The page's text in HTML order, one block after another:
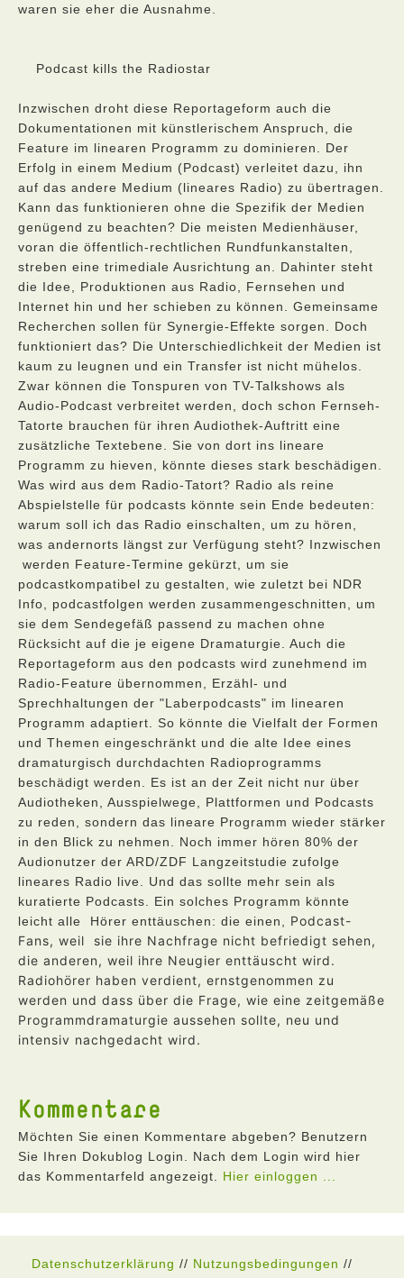
waren sie eher die Ausnahme.
Podcast kills the Radiostar
Inzwischen droht diese Reportageform auch die
Dokumentationen mit künstlerischem Anspruch, die
Feature im linearen Programm zu dominieren. Der
Erfolg in einem Medium (Podcast) verleitet dazu, ihn
auf das andere Medium (lineares Radio) zu übertragen.
Kann das funktionieren ohne die Spezifik der Medien
genügend zu beachten? Die meisten Medienhäuser,
voran die öffentlich-rechtlichen Rundfunkanstalten,
streben eine trimediale Ausrichtung an. Dahinter steht
die Idee, Produktionen aus Radio, Fernsehen und
Internet hin und her schieben zu können. Gemeinsame
Recherchen sollen für Synergie-Effekte sorgen. Doch
funktioniert das? Die Unterschiedlichkeit der Medien ist
kaum zu leugnen und ein Transfer ist nicht mühelos.
Zwar können die Tonspuren von TV-Talkshows als
Audio-Podcast verbreitet werden, doch schon Fernseh-
Tatorte brauchen für ihren Audiothek-Auftritt eine
zusätzliche Textebene. Sie von dort ins lineare
Programm zu hieven, könnte dieses stark beschädigen.
Was wird aus dem Radio-Tatort? Radio als reine
Abspielstelle für podcasts könnte sein Ende bedeuten:
warum soll ich das Radio einschalten, um zu hören,
was andernorts längst zur Verfügung steht? Inzwischen
werden Feature-Termine gekürzt, um sie
podcastkompatibel zu gestalten, wie zuletzt bei NDR
Info, podcastfolgen werden zusammengeschnitten, um
sie dem Sendegefäß passend zu machen ohne
Rücksicht auf die je eigene Dramaturgie. Auch die
Reportageform aus den podcasts wird zunehmend im
Radio-Feature übernommen, Erzähl- und
Sprechhaltungen der "Laberpodcasts" im linearen
Programm adaptiert. So könnte die Vielfalt der Formen
und Themen eingeschränkt und die alte Idee eines
dramaturgisch durchdachten Radioprogramms
beschädigt werden. Es ist an der Zeit nicht nur über
Audiotheken, Ausspielwege, Plattformen und Podcasts
zu reden, sondern das lineare Programm wieder stärker
in den Blick zu nehmen. Noch immer hören 80% der
Audionutzer der ARD/ZDF Langzeitstudie zufolge
lineares Radio live. Und das sollte mehr sein als
kuratierte Podcasts. Ein solches Programm könnte
leicht alle Hörer enttäuschen: die einen, Podcast-
Fans, weil sie ihre Nachfrage nicht befriedigt sehen,
die anderen, weil ihre Neugier enttäuscht wird.
Radiohörer haben verdient, ernstgenommen zu
werden und dass über die Frage, wie eine zeitgemäße
Programmdramaturgie aussehen sollte, neu und
intensiv nachgedacht wird.
Kommentare
Möchten Sie einen Kommentare abgeben? Benutzern
Sie Ihren Dokublog Login. Nach dem Login wird hier
das Kommentarfeld angezeigt. Hier einloggen ...
Datenschutzerklärung // Nutzungsbedingungen //